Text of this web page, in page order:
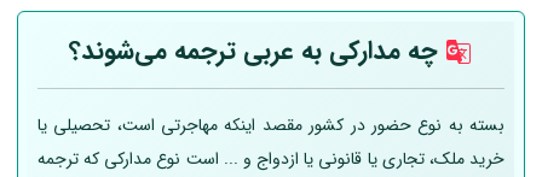
چه مدارکی به عربی ترجمه می‌شوند؟
بسته به نوع حضور در کشور مقصد اینکه مهاجرتی است، تحصیلی یا
خرید ملک، تجاری یا قانونی یا ازدواج و ... است نوع مدارکی که ترجمه